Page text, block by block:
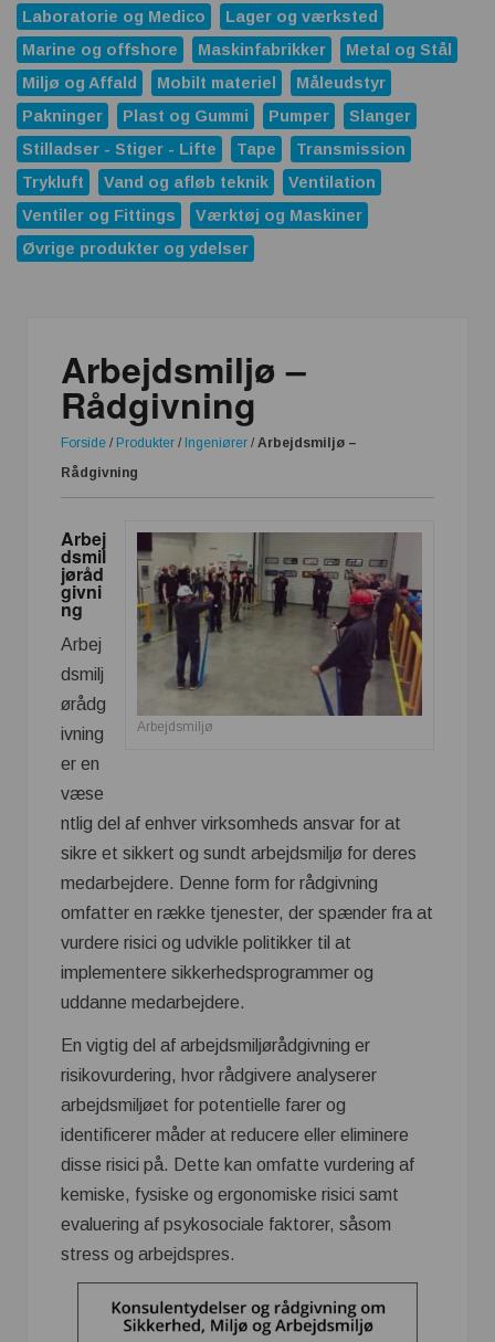
Laboratorie og Medico
Lager og værksted
Marine og offshore
Maskinfabrikker
Metal og Stål
Miljø og Affald
Mobilt materiel
Måleudstyr
Pakninger
Plast og Gummi Pumper
Slanger
Stilladser - Stiger - Lifte
Tape
Transmission
Trykluft
Vand og afløb teknik
Ventilation
Ventiler og Fittings
Værktøj og Maskiner
Øvrige produkter og ydelser
Arbejdsmiljø –
Rådgivning
Forside / Produkter / Ingeniører / Arbejdsmiljø –
Rådgivning
Arbejdsmiljø
Arbej
dsmil
jøråd
givni
ng
Arbej
dsmilj
ørådg
ivning
er en
væse
ntlig del af enhver virksomheds ansvar for at
sikre et sikkert og sundt arbejdsmiljø for deres
medarbejdere. Denne form for rådgivning
omfatter en række tjenester, der spænder fra at
vurdere risici og udvikle politikker til at
implementere sikkerhedsprogrammer og
uddanne medarbejdere.
En vigtig del af arbejdsmiljørådgivning er
risikovurdering, hvor rådgivere analyserer
arbejdsmiljøet for potentielle farer og
identificerer måder at reducere eller eliminere
disse risici på. Dette kan omfatte vurdering af
kemiske, fysiske og ergonomiske risici samt
evaluering af psykosociale faktorer, såsom
stress og arbejdspres.